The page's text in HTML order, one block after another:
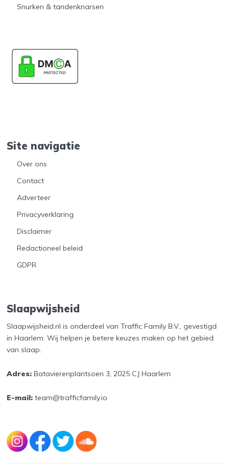
Snurken & tandenknarsen
Site navigatie
Over ons
Contact
Adverteer
Privacyverklaring
Disclaimer
Redactioneel beleid
GDPR
Slaapwijsheid
Slaapwijsheid.nl is onderdeel van Traffic Family B.V., gevestigd
in Haarlem. Wij helpen je betere keuzes maken op het gebied
van slaap.
Adres:Batavierenplantsoen 3, 2025 CJ Haarlem
E-mail:team@trafficfamily.io